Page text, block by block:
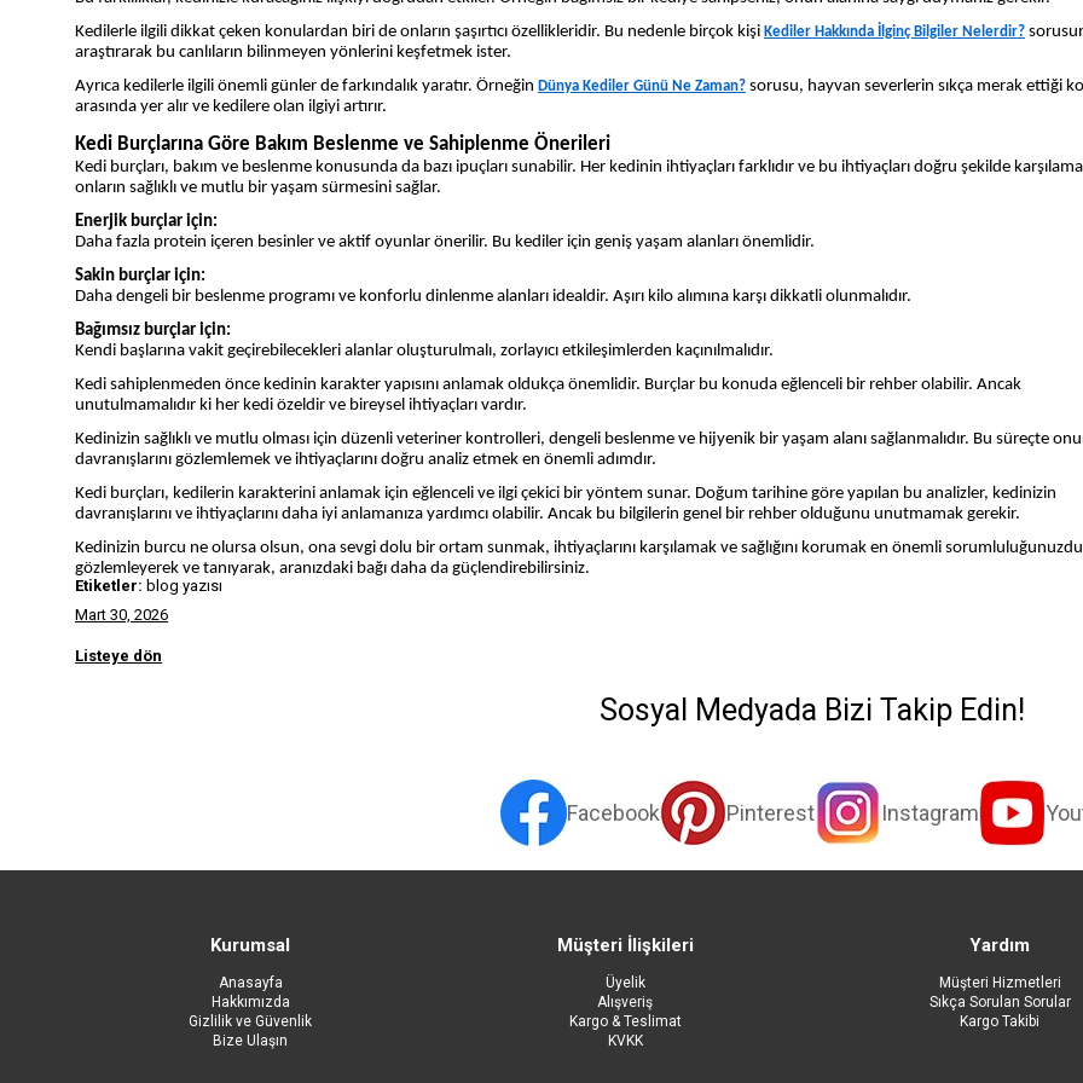
Kedilerle ilgili dikkat çeken konulardan biri de onların şaşırtıcı özellikleridir. Bu nedenle birçok kişi Kediler Hakkında İlginç Bilgiler Nelerdir?
araştırarak bu canlıların bilinmeyen yönlerini keşfetmek ister.
Ayrıca kedilerle ilgili önemli günler de farkındalık yaratır. Örneğin Dünya Kediler Günü Ne Zaman? sorusu, hayvan severlerin sıkça merak ettiği
arasında yer alır ve kedilere olan ilgiyi artırır.
Kedi Burçlarına Göre Bakım Beslenme ve Sahiplenme Önerileri
Kedi burçları, bakım ve beslenme konusunda da bazı ipuçları sunabilir. Her kedinin ihtiyaçları farklıdır ve bu ihtiyaçları doğru şekilde
onların sağlıklı ve mutlu bir yaşam sürmesini sağlar.
Enerjik burçlar için:
Daha fazla protein içeren besinler ve aktif oyunlar önerilir. Bu kediler için geniş yaşam alanları önemlidir.
Sakin burçlar için:
Daha dengeli bir beslenme programı ve konforlu dinlenme alanları idealdir. Aşırı kilo alımına karşı dikkatli olunmalıdır.
Bağımsız burçlar için:
Kendi başlarına vakit geçirebilecekleri alanlar oluşturulmalı, zorlayıcı etkileşimlerden kaçınılmalıdır.
Kedi sahiplenmeden önce kedinin karakter yapısını anlamak oldukça önemlidir. Burçlar bu konuda eğlenceli bir rehber olabilir. Ancak
unutulmamalıdır ki her kedi özeldir ve bireysel ihtiyaçları vardır.
Kedinizin sağlıklı ve mutlu olması için düzenli veteriner kontrolleri, dengeli beslenme ve hijyenik bir yaşam alanı sağlanmalıdır. Bu süreçte
davranışlarını gözlemlemek ve ihtiyaçlarını doğru analiz etmek en önemli adımdır.
Kedi burçları, kedilerin karakterini anlamak için eğlenceli ve ilgi çekici bir yöntem sunar. Doğum tarihine göre yapılan bu analizler, kedinizin
davranışlarını ve ihtiyaçlarını daha iyi anlamanıza yardımcı olabilir. Ancak bu bilgilerin genel bir rehber olduğunu unutmamak gerekir.
Kedinizin burcu ne olursa olsun, ona sevgi dolu bir ortam sunmak, ihtiyaçlarını karşılamak ve sağlığını korumak en önemli
gözlemleyerek ve tanıyarak, aranızdaki bağı daha da güçlendirebilirsiniz.
Etiketler: blog yazısı
Mart 30, 2026
Listeye dön
Sosyal Medyada Bizi Takip Edin!
Facebook Pinterest Instagram
Kurumsal
Anasayfa
Hakkımızda
Gizlilik ve Güvenlik
Bize Ulaşın
Müşteri İlişkileri
Üyelik
Alışveriş
Kargo & Teslimat
KVKK
Yardım
Müşteri Hizmetleri
Sıkça Sorulan Sorular
Kargo Takibi